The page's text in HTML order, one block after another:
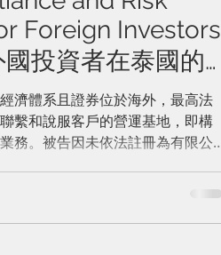
Foreign Investors
投資者在泰國的
險防範
濟體系且證券位於海外，最高法
繫和說服客戶的營運基地，即構
務。被告因未依法註冊為有限公